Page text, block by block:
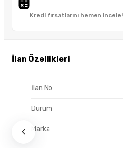
Kredi fırsatlarını hemen incele!
İlan Özellikleri
İlan No
Durum
Marka